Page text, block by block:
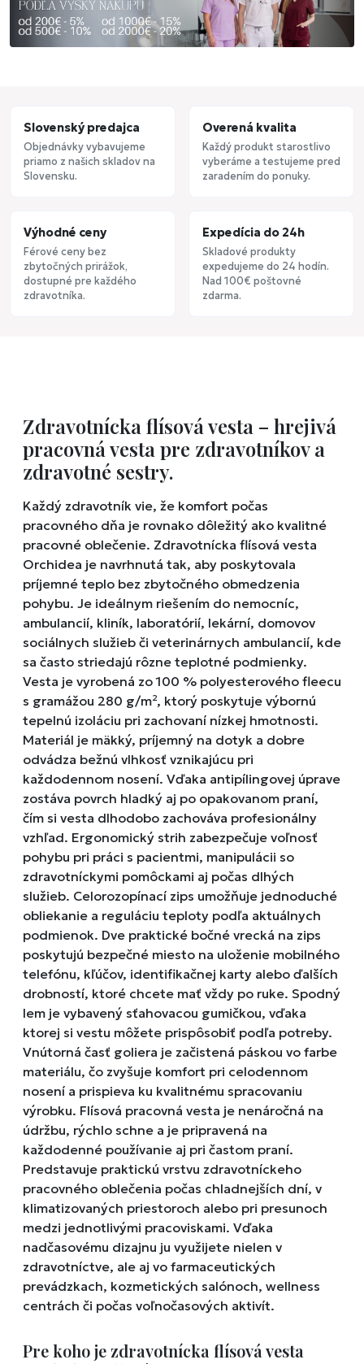
Slovenský predajca
Objednávky vybavujeme
priamo z našich skladov na
Slovensku.
Overená kvalita
Každý produkt starostlivo
vyberáme a testujeme pred
zaradením do ponuky.
Výhodné ceny
Férové ceny bez
zbytočných prirážok,
dostupné pre každého
zdravotníka.
Expedícia do 24h
Skladové produkty
expedujeme do 24 hodín.
Nad 100€ poštovné
zdarma.
Zdravotnícka flísová vesta – hrejivá
pracovná vesta pre zdravotníkov a
zdravotné sestry.
Každý zdravotník vie, že komfort počas
pracovného dňa je rovnako dôležitý ako kvalitné
pracovné oblečenie. Zdravotnícka flísová vesta
Orchidea je navrhnutá tak, aby poskytovala
príjemné teplo bez zbytočného obmedzenia
pohybu. Je ideálnym riešením do nemocníc,
ambulancií, kliník, laboratórií, lekární, domovov
sociálnych služieb či veterinárnych ambulancií, kde
sa často striedajú rôzne teplotné podmienky.
Vesta je vyrobená zo 100 % polyesterového fleecu
s gramážou 280 g/m², ktorý poskytuje výbornú
tepelnú izoláciu pri zachovaní nízkej hmotnosti.
Materiál je mäkký, príjemný na dotyk a dobre
odvádza bežnú vlhkosť vznikajúcu pri
každodennom nosení. Vďaka antipílingovej úprave
zostáva povrch hladký aj po opakovanom praní,
čím si vesta dlhodobo zachováva profesionálny
vzhľad. Ergonomický strih zabezpečuje voľnosť
pohybu pri práci s pacientmi, manipulácii so
zdravotníckymi pomôckami aj počas dlhých
služieb. Celorozopínací zips umožňuje jednoduché
obliekanie a reguláciu teploty podľa aktuálnych
podmienok. Dve praktické bočné vrecká na zips
poskytujú bezpečné miesto na uloženie mobilného
telefónu, kľúčov, identifikačnej karty alebo ďalších
drobností, ktoré chcete mať vždy po ruke. Spodný
lem je vybavený sťahovacou gumičkou, vďaka
ktorej si vestu môžete prispôsobiť podľa potreby.
Vnútorná časť goliera je začistená páskou vo farbe
materiálu, čo zvyšuje komfort pri celodennom
nosení a prispieva ku kvalitnému spracovaniu
výrobku. Flísová pracovná vesta je nenáročná na
údržbu, rýchlo schne a je pripravená na
každodenné používanie aj pri častom praní.
Predstavuje praktickú vrstvu zdravotníckeho
pracovného oblečenia počas chladnejších dní, v
klimatizovaných priestoroch alebo pri presunoch
medzi jednotlivými pracoviskami. Vďaka
nadčasovému dizajnu ju využijete nielen v
zdravotníctve, ale aj vo farmaceutických
prevádzkach, kozmetických salónoch, wellness
centrách či počas voľnočasových aktivít.
Pre koho je zdravotnícka flísová vesta